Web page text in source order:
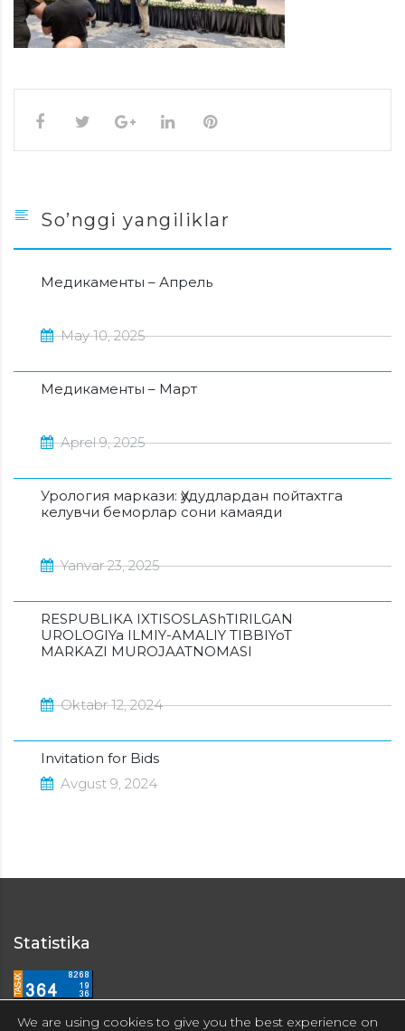
So’nggi yangiliklar
Медикаменты – Апрель
May 10, 2025
Медикаменты – Март
Aprel 9, 2025
Урология маркази: Ҳудудлардан пойтахтга
келувчи беморлар сони камаяди
Yanvar 23, 2025
RESPUBLIKA IXTISOSLAShTIRILGAN
UROLOGIYa ILMIY-AMALIY TIBBIYoT
MARKAZI MUROJAATNOMASI
Oktabr 12, 2024
Invitation for Bids
Avgust 9, 2024
Statistika
We are using cookies to give you the best experience on